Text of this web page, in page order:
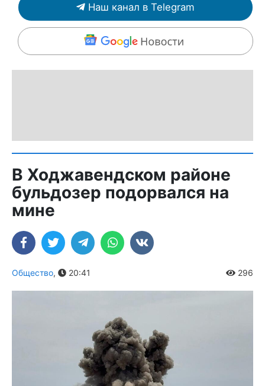
Наш канал в Telegram
В Ходжавендском районе
бульдозер подорвался на
мине
Общество, 20:41 296